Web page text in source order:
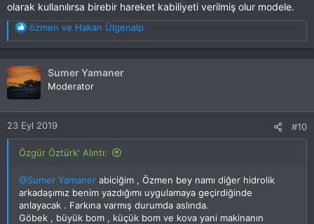
olarak kullanılırsa birebir hareket kabiliyeti verilmiş olur modele.
T
e
p
k
i
l
e
r
:
özmen ve Hakan Ülgenalp
Sumer Yamaner
Moderator
23 Eyl 2019 #10
Özgür Öztürk' Alıntı:
@Sumer Yamaner abiciğim , Özmen bey namı diğer hidrolik
arkadaşımız benim yazdığımı uygulamaya geçirdiğinde
anlayacak . Farkına varmış durumda aslında.
Göbek , büyük bom , küçük bom ve kova yani makinanın